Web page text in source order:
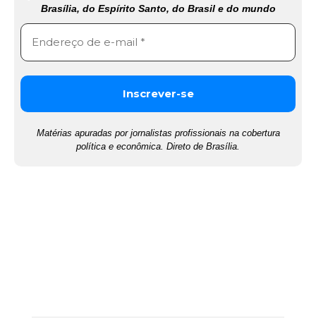
Brasília, do Espírito Santo, do Brasil e do mundo
Matérias apuradas por jornalistas profissionais na cobertura
política e econômica. Direto de Brasília.